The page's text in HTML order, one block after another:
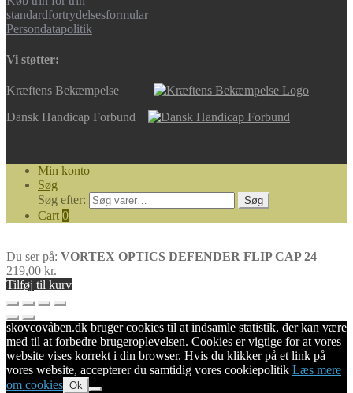
standardfortrydelsesformular
Persondatapolitik
Vi støtter:
Kræftens Bekæmpelse
Dansk Handicap Forbund
Min konto
Søg
Søg efter:
Søg
Cart 0
Du ser på: VORTEX OPTICS DEFENDER FLIP CAP 24
219,00 kr.
Tilføj til kurv
skovcovåben.dk bruger cookies til at indsamle statistik, der kan være
med til at forbedre brugeroplevelsen. Cookies er vigtige for at vores
website vises korrekt i din browser. Hvis du klikker på et link på
vores website, accepterer du samtidig vores cookiepolitik Læs mere
om cookies Ok